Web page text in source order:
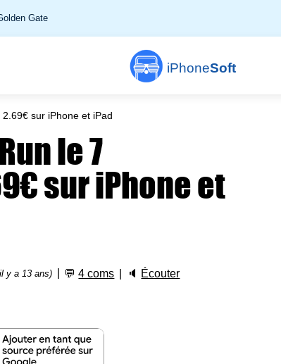
Gate
iPhoneSoft
sur iPhone et iPad
le 7
sur iPhone et
y a 13 ans) 💬4 coms 🔈 Écouter